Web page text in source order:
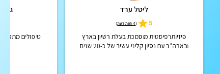
ליטל ערד
5
(4 חוות דעת )
פיזיותרפיסטית מוסמכת בעלת רשיון בארץ
ובארה"ב עם נסיון קליני עשיר של כ-20 שנים
טיפולים